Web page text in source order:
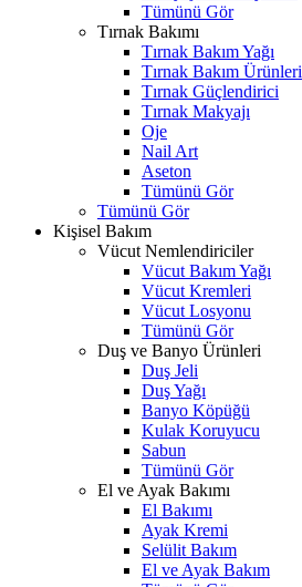
Tümünü Gör
Tırnak Bakımı
Tırnak Bakım Yağı
Tırnak Bakım Ürünleri
Tırnak Güçlendirici
Tırnak Makyajı
Oje
Nail Art
Aseton
Tümünü Gör
Tümünü Gör
Kişisel Bakım
Vücut Nemlendiriciler
Vücut Bakım Yağı
Vücut Kremleri
Vücut Losyonu
Tümünü Gör
Duş ve Banyo Ürünleri
Duş Jeli
Duş Yağı
Banyo Köpüğü
Kulak Koruyucu
Sabun
Tümünü Gör
El ve Ayak Bakımı
El Bakımı
Ayak Kremi
Selülit Bakım
El ve Ayak Bakım